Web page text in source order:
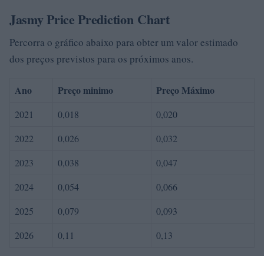
Jasmy Price Prediction Chart
Percorra o gráfico abaixo para obter um valor estimado
dos preços previstos para os próximos anos.
Ano Preço minimo Preço Máximo
2021 0,018
0,020
2022
0,026
0,032
2023
0,038
0,047
2024
0,054
0,066
2025
0,079
0,093
2026
0,11 0,13